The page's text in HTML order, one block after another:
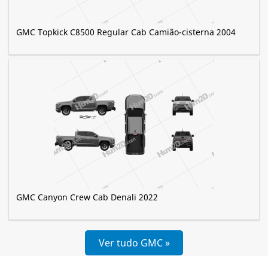
GMC Topkick C8500 Regular Cab Camião-cisterna 2004
GMC Canyon Crew Cab Denali 2022
Ver tudo GMC »